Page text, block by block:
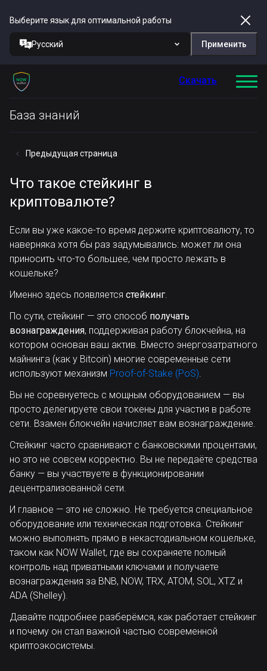
Выберите язык для оптимальной работы
Русский Применить
Скачать
База знаний
Предыдущая страница
Что такое стейкинг в
криптовалюте?
Если вы уже какое-то время держите криптовалюту, то
наверняка хотя бы раз задумывались: может ли она
приносить что-то большее, чем просто лежать в
кошельке?
Именно здесь появляется стейкинг.
По сути, стейкинг — это способ получать
вознаграждения, поддерживая работу блокчейна, на
котором основан ваш актив. Вместо энергозатратного
майнинга (как у Bitcoin) многие современные сети
используют механизм Proof-of-Stake (PoS).
Вы не соревнуетесь с мощным оборудованием — вы
просто делегируете свои токены для участия в работе
сети. Взамен блокчейн начисляет вам вознаграждение.
Стейкинг часто сравнивают с банковскими процентами,
но это не совсем корректно. Вы не передаёте средства
банку — вы участвуете в функционировании
децентрализованной сети.
И главное — это не сложно. Не требуется специальное
оборудование или техническая подготовка. Стейкинг
можно выполнять прямо в некастодиальном кошельке,
таком как NOW Wallet, где вы сохраняете полный
контроль над приватными ключами и получаете
вознаграждения за BNB, NOW, TRX, ATOM, SOL, XTZ и
ADA (Shelley).
Давайте подробнее разберёмся, как работает стейкинг
и почему он стал важной частью современной
криптоэкосистемы.